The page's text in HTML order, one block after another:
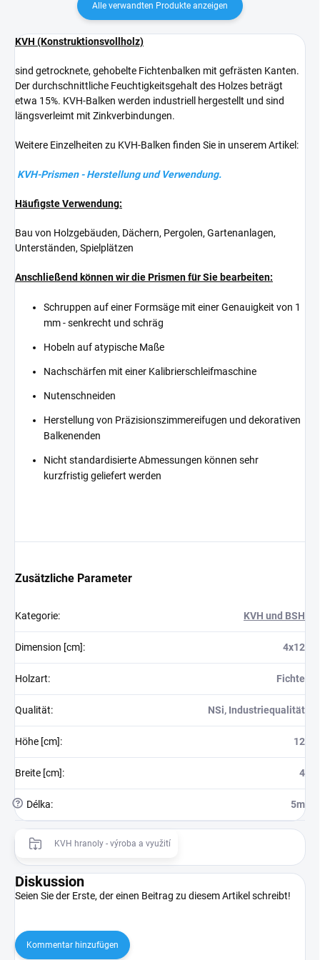
Alle verwandten Produkte anzeigen
KVH (Konstruktionsvollholz)
sind getrocknete, gehobelte Fichtenbalken mit gefrästen Kanten.
Der durchschnittliche Feuchtigkeitsgehalt des Holzes beträgt
etwa 15%. KVH-Balken werden industriell hergestellt und sind
längsverleimt mit Zinkverbindungen.
Weitere Einzelheiten zu KVH-Balken finden Sie in unserem Artikel:
KVH-Prismen - Herstellung und Verwendung.
Häufigste Verwendung:
Bau von Holzgebäuden, Dächern, Pergolen, Gartenanlagen,
Unterständen, Spielplätzen
Anschließend können wir die Prismen für Sie bearbeiten:
Schruppen auf einer Formsäge mit einer Genauigkeit von 1
mm - senkrecht und schräg
Hobeln auf atypische Maße
Nachschärfen mit einer Kalibrierschleifmaschine
Nutenschneiden
Herstellung von Präzisionszimmereifugen und dekorativen
Balkenenden
Nicht standardisierte Abmessungen können sehr
kurzfristig geliefert werden
Zusätzliche Parameter
Kategorie: KVH und BSH
Dimension [cm]: 4x12
Holzart: Fichte
Qualität: NSi, Industriequalität
Höhe [cm]: 12
Breite [cm]: 4
? Délka: 5m
KVH hranoly - výroba a využití
Diskussion
Seien Sie der Erste, der einen Beitrag zu diesem Artikel schreibt!
Kommentar hinzufügen